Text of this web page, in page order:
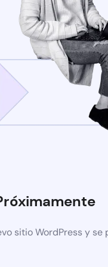
sitio WordPress y